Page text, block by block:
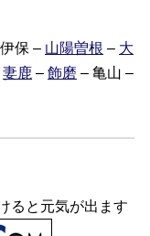
保 – 山陽曽根 – 大
妻鹿 – 飾磨 – 亀山 –
ると元気が出ます